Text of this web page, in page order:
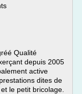
Qualité
depuis 2005
active
dites de
le petit bricolage.